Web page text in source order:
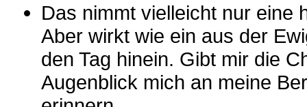
Das nimmt vielleicht nur eine
Aber wirkt wie ein aus der
den Tag hinein. Gibt mir die
Augenblick mich an meine